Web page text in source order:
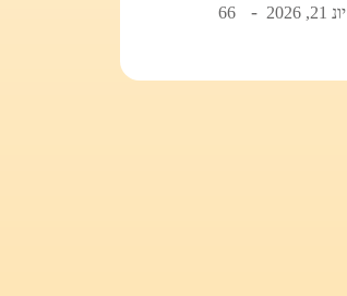
יונ 21, 2026 66